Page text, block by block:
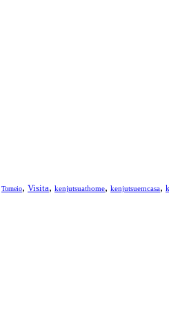
Torneio, Visita, kenjutsuathome, kenjutsuemcasa,